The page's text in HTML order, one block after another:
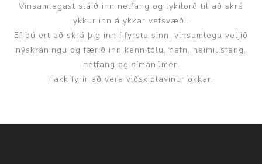
Vinsamlegast sláið inn netfang og lykilorð til að skrá
ykkur inn á ykkar vefsvæði.
Ef þú ert að skrá þig inn í fyrsta sinn, vinsamlega veljið
nýskráningu og færið inn kennitölu, nafn, heimilisfang,
netfang og símanúmer.
Takk fyrir að vera viðskiptavinur okkar.